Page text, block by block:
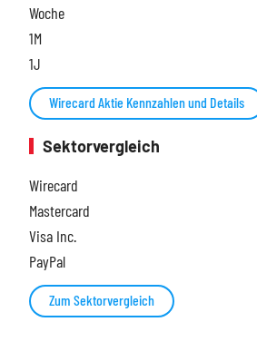
Woche
1M
1J
Wirecard Aktie Kennzahlen und Details
Sektorvergleich
Wirecard
Mastercard
Visa Inc.
PayPal
Zum Sektorvergleich